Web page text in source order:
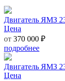
Двигатель ЯМЗ
Цена
от 370 000 ₽
подробнее
Двигатель ЯМЗ
Цена